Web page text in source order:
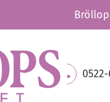
Bröllop